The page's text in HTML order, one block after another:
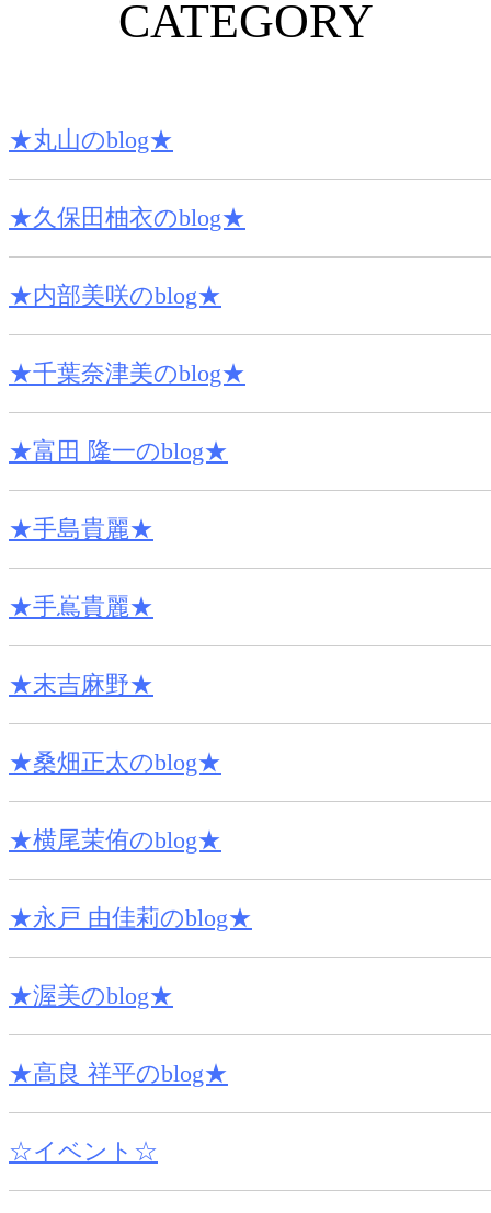
CATEGORY
★丸山のblog★
★久保田柚衣のblog★
★内部美咲のblog★
★千葉奈津美のblog★
★富田 隆一のblog★
★手島貴麗★
★手嶌貴麗★
★末吉麻野★
★桑畑正太のblog★
★横尾茉侑のblog★
★永戸 由佳莉のblog★
★渥美のblog★
★高良 祥平のblog★
☆イベント☆